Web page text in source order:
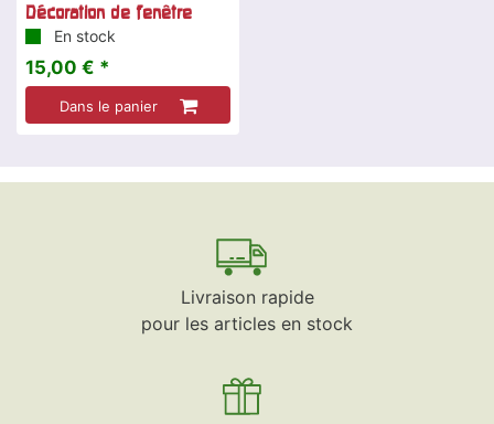
Décoration de fenêtre
En stock
15,00 € *
Dans le panier
Livraison rapide
pour les articles en stock